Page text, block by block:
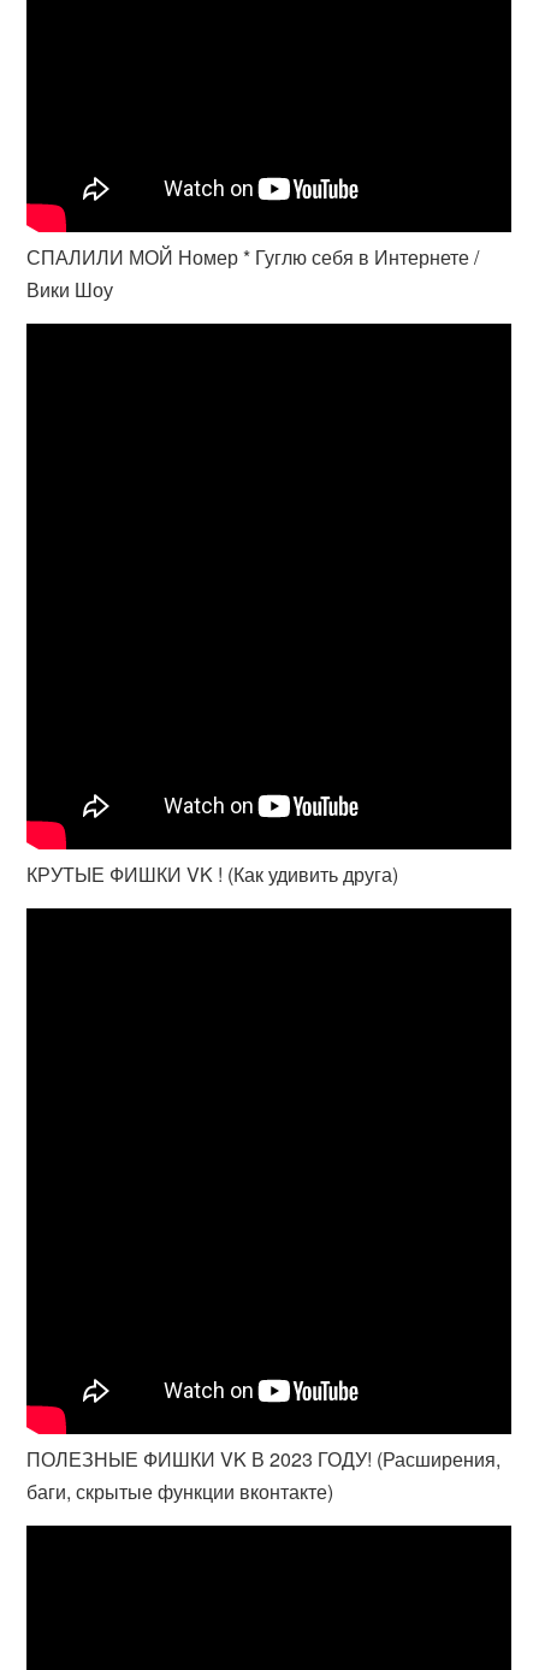
СПАЛИЛИ МОЙ Номер * Гуглю себя в Интернете /
Вики Шоу
КРУТЫЕ ФИШКИ VK ! (Как удивить друга)
ПОЛЕЗНЫЕ ФИШКИ VK В 2023 ГОДУ! (Расширения,
баги, скрытые функции вконтакте)